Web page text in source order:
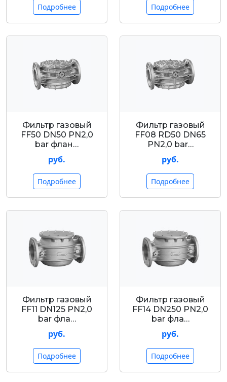
Подробнее Подробнее
Фильтр газовый
FF50 DN50 PN2,0
bar флан…
руб.
Подробнее
Фильтр газовый
FF08 RD50 DN65
PN2,0 bar…
руб.
Подробнее
Фильтр газовый
FF11 DN125 PN2,0
bar фла…
руб.
Подробнее
Фильтр газовый
FF14 DN250 PN2,0
bar фла…
руб.
Подробнее